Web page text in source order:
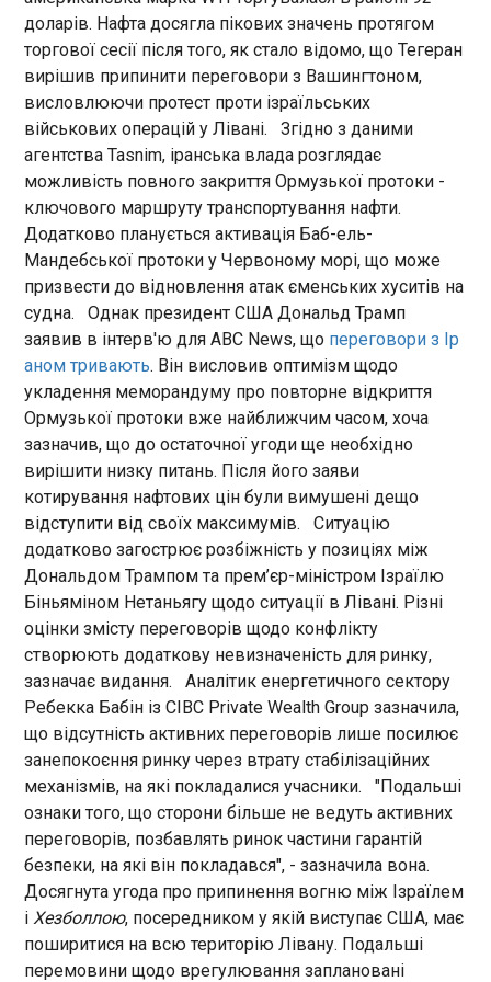
Дональд Трамп заявив в інтерв'ю для ABC News,
що переговори з Іраном тривають . Він висловив
оптимізм щодо укладення меморандуму про
повторне відкриття Ормузької протоки вже
найближчим часом, хоча зазначив, що до
остаточної угоди ще необхідно вирішити низку
питань. Після його заяви котирування нафтових
цін були вимушені дещо відступити від своїх
максимумів. Ситуацію додатково загострює
розбіжність у позиціях між Дональдом Трампом
та прем’єр-міністром Ізраїлю Біньяміном
Нетаньягу щодо ситуації в Лівані. Різні оцінки
змісту переговорів щодо конфлікту створюють
додаткову невизначеність для ринку, зазначає
видання. Аналітик енергетичного сектору
Ребекка Бабін із CIBC Private Wealth Group
зазначила, що відсутність активних переговорів
лише посилює занепокоєння ринку через втрату
стабілізаційних механізмів, на які покладалися
учасники. "Подальші ознаки того, що сторони
більше не ведуть активних переговорів,
позбавлять ринок частини гарантій безпеки, на
які він покладався", - зазначила вона.
Досягнута угода про припинення вогню між
Ізраїлем і Хезболлою , посередником у якій
виступає США, має поширитися на всю
територію Лівану. Подальші перемовини щодо
врегулювання заплановані найближчим часом.
Ціни на нафту зростають через відсутність
прогресу між Іраном і США
22:51:46
Ремонтна кампанія на українських АЕС
наблизилась до екватора. Про це сказав в.о.
голови правління НАЕК Енергоатом Павло
Ковтонюк, повідомила пресслужба компанії в
середу, 3 червня. "Ми наблизилися до середини
виконання планово-попереджувальних та
середніх ремонтів. Частину енергоблоків на
Хмельницькій і Рівненській АЕС повернуто в
роботу після ремонту, на інших – роботи
тривають або розпочнуться згідно з графіком",
– заявив він.
ЧИТАТЬ
В Укрзалізниці заявили про 7,9 млрд збитків
через війну
22:51:47
Укрзалізниця зафіксувала значне погіршення
фінансових показників у першому кварталі 2026
року на тлі війни, атак на інфраструктуру та
зростання витрат на енергоресурси. Про це
повідомила пресслужба компанії у понеділок, 1
червня.
Експорт СПГ із Катару перейшов у "тіньовий"
режим - ЗМІ
22:51:47
Катар, другий у світі експортер скрапленого
природного газу, почав використовувати
практики "тіньового" флоту для прихованого
транспортування вантажів через Ормузьку
протоку. Про це повідомляє Bloomberg .
ЧИТАТЬ
Масштабний збій в Amazon "поклав"
найпопулярніші світові сервіси
22:51:46
Користувачі в Україні та по всьому світу
зіткнулися із серйозними технічними
проблемами в роботі низки популярних онлайн-
платформ. Про це свідчать дані Downdetector у
вівторок, 2 червня. У роботі хмарних серверів
доларів. Нафта досягла пікових значень протягом
торгової сесії після того, як стало відомо, що Тегеран
вирішив припинити переговори з Вашингтоном,
висловлюючи протест проти ізраїльських
військових операцій у Лівані. Згідно з даними
агентства Tasnim, іранська влада розглядає
можливість повного закриття Ормузької протоки -
ключового маршруту транспортування нафти.
Додатково планується активація Баб-ель-
Мандебської протоки у Червоному морі, що може
призвести до відновлення атак єменських хуситів на
судна. Однак президент США Дональд Трамп
заявив в інтерв'ю для ABC News, що переговори з Ір
аном тривають. Він висловив оптимізм щодо
укладення меморандуму про повторне відкриття
Ормузької протоки вже найближчим часом, хоча
зазначив, що до остаточної угоди ще необхідно
вирішити низку питань. Після його заяви
котирування нафтових цін були вимушені дещо
відступити від своїх максимумів. Ситуацію
додатково загострює розбіжність у позиціях між
Дональдом Трампом та прем’єр-міністром Ізраїлю
Біньяміном Нетаньягу щодо ситуації в Лівані. Різні
оцінки змісту переговорів щодо конфлікту
створюють додаткову невизначеність для ринку,
зазначає видання. Аналітик енергетичного сектору
Ребекка Бабін із CIBC Private Wealth Group зазначила,
що відсутність активних переговорів лише посилює
занепокоєння ринку через втрату стабілізаційних
механізмів, на які покладалися учасники. "Подальші
ознаки того, що сторони більше не ведуть активних
переговорів, позбавлять ринок частини гарантій
безпеки, на які він покладався", - зазначила вона.
Досягнута угода про припинення вогню між Ізраїлем
іХезболлою, посередником у якій виступає США, має
поширитися на всю територію Лівану. Подальші
перемовини щодо врегулювання заплановані